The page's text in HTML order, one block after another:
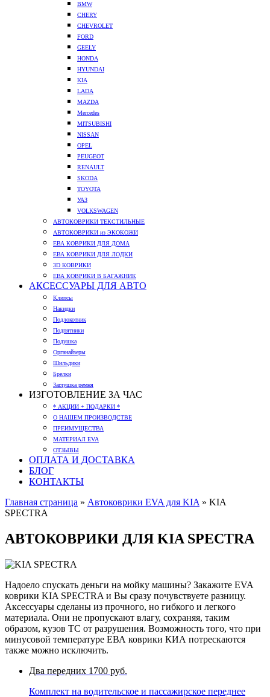
BMW
CHERY
CHEVROLET
FORD
GEELY
HONDA
HYUNDAI
KIA
LADA
MAZDA
Mercedes
MITSUBISHI
NISSAN
OPEL
PEUGEOT
RENAULT
SKODA
TOYOTA
УАЗ
VOLKSWAGEN
АВТОКОВРИКИ ТЕКСТИЛЬНЫЕ
АВТОКОВРИКИ из ЭКОКОЖИ
ЕВА КОВРИКИ ДЛЯ ДОМА
ЕВА КОВРИКИ ДЛЯ ЛОДКИ
3D КОВРИКИ
ЕВА КОВРИКИ В БАГАЖНИК
АКСЕССУАРЫ ДЛЯ АВТО
Клипсы
Накидки
Подлокотник
Подпятники
Подушка
Органайзеры
Шильдики
Брелки
Заглушка ремня
ИЗГОТОВЛЕНИЕ ЗА ЧАС
* АКЦИИ + ПОДАРКИ *
О НАШЕМ ПРОИЗВОДСТВЕ
ПРЕИМУЩЕСТВА
МАТЕРИАЛ EVA
ОТЗЫВЫ
ОПЛАТА И ДОСТАВКА
БЛОГ
КОНТАКТЫ
Главная страница » Автоковрики EVA для KIA » KIA
SPECTRA
АВТОКОВРИКИ ДЛЯ KIA SPECTRA
Надоело спускать деньги на мойку машины? Закажите EVA
коврики KIA SPECTRA и Вы сразу почувствуете разницу.
Аксессуары сделаны из прочного, но гибкого и легкого
материала. Они не пропускают влагу, сохраняя, таким
образом, кузов ТС от разрушения. Возможность того, что при
минусовой температуре ЕВА коврики КИА потрескаются
также можно исключить.
Два передних 1700 руб.
Комплект на водительское и пассажирское переднее